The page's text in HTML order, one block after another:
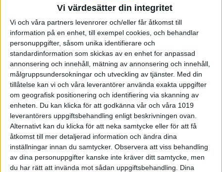
Vi värdesätter din integritet
Vi och våra partners levenrorer och/eller får åtkomst till
information på en enhet, till exempel cookies, och behandlar
personuppgifter, såsom unika identifierare och
standardinformation som skickas av en enhet for anpassad
annonsering och innehåll, mätning av annonsering och innehåll,
målgruppsundersokningar och utveckling av tjänster. Med din
tillåtelse kan vi och våra leverantörer använda exakta uppgifter
om geografisk positionering och identifiering via skanning av
enheten. Du kan klicka för att godkänna vår och våra 1019
leverantörers uppgiftsbehandling enligt beskrivningen ovan.
Alternativt kan du klicka för att neka samtycke eller för att få
åtkomst till mer detaljerad information och ändra dina
inställningar innan du samtycker. Observera att viss behandling
av dina personuppgifter kanske inte kräver ditt samtycke, men
du har rätt att invända mot sådan uppgiftsbehandling. Dina
Swedish Youth Tour Mora - bra
chans att visa upp sig innan
U21-uttagningen
05 mars 2023 17:42